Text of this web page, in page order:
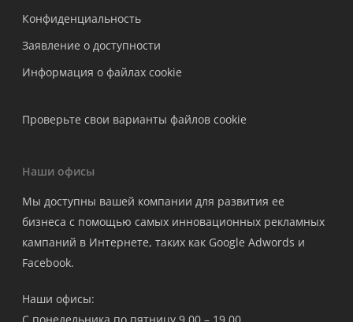
Конфиденциальность
Заявление о доступности
Информация о файлах cookie
Проверьте свои варианты файлов cookie
Наши офисы
Мы доступны вашей компании для развития ее
бизнеса с помощью самых инновационных рекламных
кампаний в Интернете, таких как Google Adwords и
Facebook.
Наши офисы: